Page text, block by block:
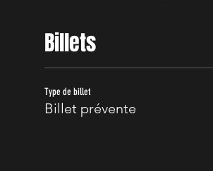
Billets
Type de billet
Billet prévente